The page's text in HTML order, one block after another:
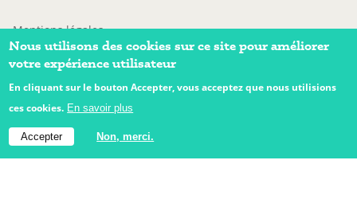
Copyright © 2026 - thém-is
Mentions légales
Information sur les cookies
Politique de confidentialité
Nous utilisons des cookies sur ce site pour améliorer
votre expérience utilisateur
En cliquant sur le bouton Accepter, vous acceptez que nous utilisions
ces cookies. En savoir plus
Accepter Non, merci.